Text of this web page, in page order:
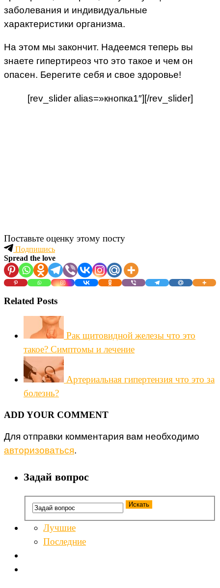
заболевания и индивидуальные
характеристики организма.
На этом мы закончит. Надеемся теперь вы
знаете гипертиреоз что это такое и чем он
опасен. Берегите себя и свое здоровье!
[rev_slider alias=»кнопка1″][/rev_slider]
Поставьте оценку этому посту
Подпишись
Spread the love
Related Posts
Рак щитовидной железы что это
такое? Симптомы и лечение
Артериальная гипертензия что это за
болезнь?
ADD YOUR COMMENT
Для отправки комментария вам необходимо
авторизоваться.
Задай вопрос
Лучшие
Последние